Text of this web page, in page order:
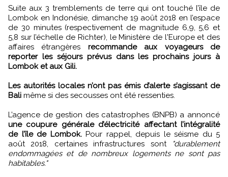
Suite aux 3 tremblements de terre qui ont touché l’île de
Lombok en Indonésie, dimanche 19 août 2018 en l’espace
de 30 minutes (respectivement de magnitude 6,9, 5,6 et
5,8 sur l’échelle de Richter), le Ministère de l'Europe et des
affaires étrangères recommande aux voyageurs de
reporter les séjours prévus dans les prochains jours à
Lombok et aux Gili.
Les autorités locales n’ont pas émis d’alerte s’agissant de
Bali même si des secousses ont été ressenties.
L’agence de gestion des catastrophes (BNPB) a annoncé
une coupure générale d’électricité affectant l’intégralité
de l’île de Lombok.Pour rappel, depuis le séisme du 5
août 2018, certaines infrastructures sont
"durablement
endommagées et de nombreux logements ne sont pas
habitables."